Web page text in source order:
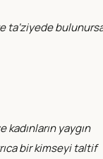
ta‘ziyede
kadınların yaygın
bir kimseyi taltif